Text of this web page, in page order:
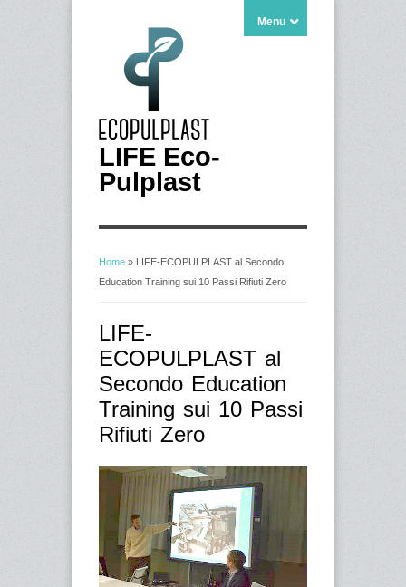
LIFE Eco-
Pulplast
Menu
You are here
Home » LIFE-ECOPULPLAST al Secondo
Education Training sui 10 Passi Rifiuti Zero
LIFE-
ECOPULPLAST al
Secondo Education
Training sui 10 Passi
Rifiuti Zero